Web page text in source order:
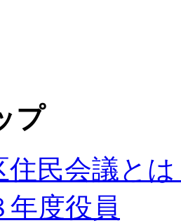
プ
住民会議と
年度役員